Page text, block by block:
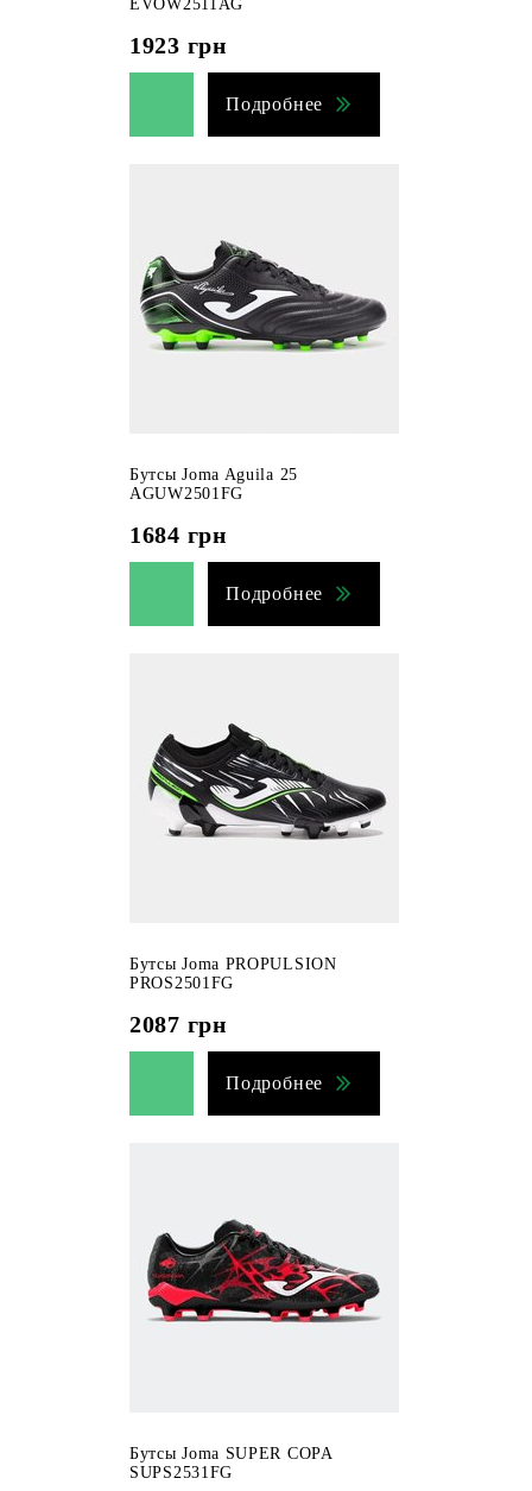
EVOW2511AG
1923 грн
Подробнее
Бутсы Joma Aguila 25
AGUW2501FG
1684 грн
Подробнее
Бутсы Joma PROPULSION
PROS2501FG
2087 грн
Подробнее
Бутсы Joma SUPER COPA
SUPS2531FG